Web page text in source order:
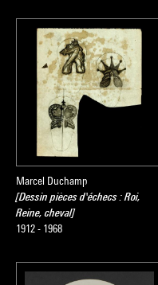
Marcel Duchamp
[Dessin pièces d'échecs : Roi,
Reine, cheval]
1912 - 1968